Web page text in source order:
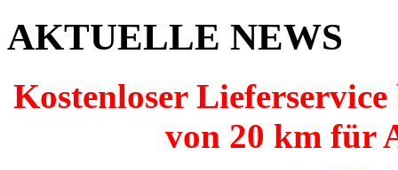
AKTUELLE NEWS
Kostenloser
von 20 km für